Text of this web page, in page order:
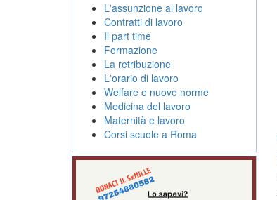
L'assunzione al lavoro
Contratti di lavoro
Il part time
Formazione
La retribuzione
L'orario di lavoro
Welfare e nuove norme
Medicina del lavoro
Maternità e lavoro
Corsi scuole a Roma